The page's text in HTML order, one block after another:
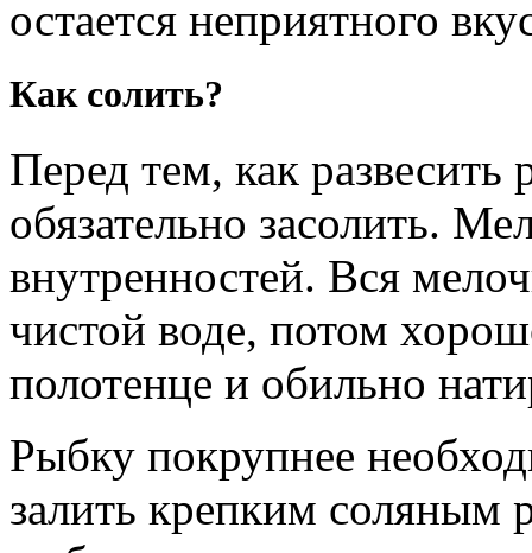
остается неприятного
Как солить?
Перед тем, как
обязательно засолить.
внутренностей. Вся
чистой воде, потом
полотенце и обильно
Рыбку покрупнее
залить крепким